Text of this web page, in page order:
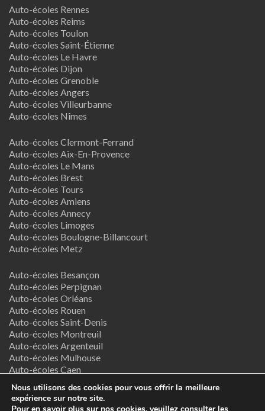
Auto-écoles Rennes
Auto-écoles Reims
Auto-écoles Toulon
Auto-écoles Saint-Étienne
Auto-écoles Le Havre
Auto-écoles Dijon
Auto-écoles Grenoble
Auto-écoles Angers
Auto-écoles Villeurbanne
Auto-écoles Nîmes
Auto-écoles Clermont-Ferrand
Auto-écoles Aix-En-Provence
Auto-écoles Le Mans
Auto-écoles Brest
Auto-écoles Tours
Auto-écoles Amiens
Auto-écoles Annecy
Auto-écoles Limoges
Auto-écoles Boulogne-Billancourt
Auto-écoles Metz
Auto-écoles Besançon
Auto-écoles Perpignan
Auto-écoles Orléans
Auto-écoles Rouen
Auto-écoles Saint-Denis
Auto-écoles Montreuil
Auto-écoles Argenteuil
Auto-écoles Mulhouse
Auto-écoles Caen
Termes & Conditions
Nous utilisons des cookies pour vous offrir la meilleure
expérience sur notre site.